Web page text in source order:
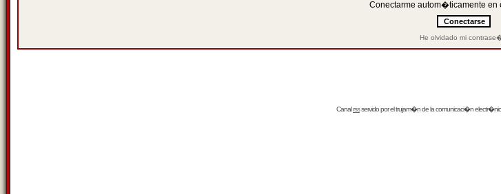
Conectarme autom�ticamente en
He olvidado mi
Canalrssservido por eltrujam�nde la comunicaci�n